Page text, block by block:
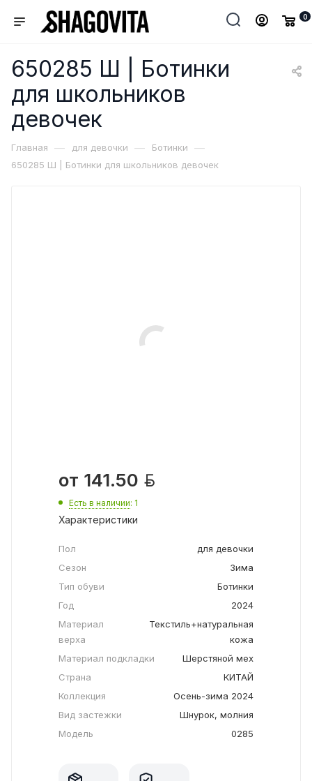
0
650285 Ш | Ботинки
для школьников
девочек
Главная — для девочки — Ботинки —
650285 Ш | Ботинки для школьников девочек
от 141.50 
Есть в наличии: 1
Характеристики
Пол
для девочки
Сезон
Зима
Тип обуви
Ботинки
Год
2024
Материал
верха
Текстиль+натуральная
кожа
Материал подкладки
Шерстяной мех
Страна
КИТАЙ
Коллекция
Осень-зима 2024
Вид застежки
Шнурок, молния
Модель
0285